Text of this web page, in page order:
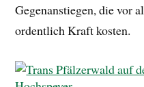
Gegenanstiegen, die vor
ordentlich Kraft kosten.